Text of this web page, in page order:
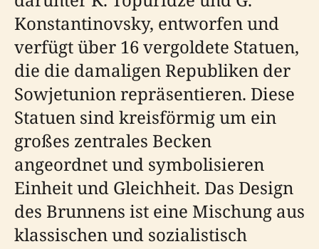
Konstantinovsky, entworfen und
verfügt über 16 vergoldete Statuen,
die die damaligen Republiken der
Sowjetunion repräsentieren. Diese
Statuen sind kreisförmig um ein
großes zentrales Becken
angeordnet und symbolisieren
Einheit und Gleichheit. Das Design
des Brunnens ist eine Mischung aus
klassischen und sozialistisch